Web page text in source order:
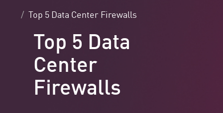
Top 5 Data Center Firewalls
Top 5 Data
Center
Firewalls